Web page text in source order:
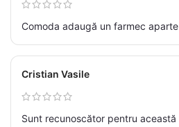
Comoda adaugă un farmec
Cristian Vasile
Sunt recunoscător pentru